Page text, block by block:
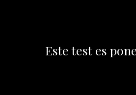
Este test es